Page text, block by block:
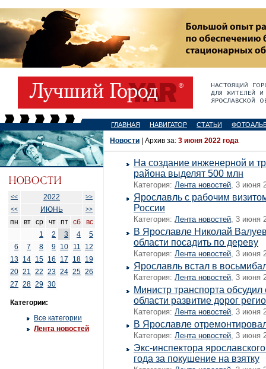
ГЛАВНАЯ НАВИГАТОР СТАТЬИ
<< 2022
>>
<<
ИЮНЬ >>
пн вт ср чт пт сб
вс
1
2 3 4
5
6
7 8 9 10 11
12
13 14 15 16 17 18 19
20 21 22 23 24 25 26
27 28 29 30
Категории:
Все категории
Лента новостей
Новости | Архив за: 3 июня 2022 года
На создание инженерной и
района выделят 500 млн
Категория: Лента новостей, 3 июня
Ярославль с рабочим
России
Категория: Лента новостей, 3 июня
В Ярославле Николай
области посадить по дереву
Категория: Лента новостей, 3 июня
Ярославль встал в
Категория: Лента новостей, 3 июня
Министр транспорта
области развитие дорог
Категория: Лента новостей, 3 июня
В Ярославле
Категория: Лента новостей, 3 июня
Экс-инспектора
года за покушение на взятку